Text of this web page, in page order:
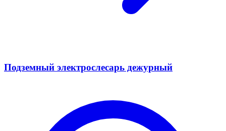
Подземный электрослесарь дежурный